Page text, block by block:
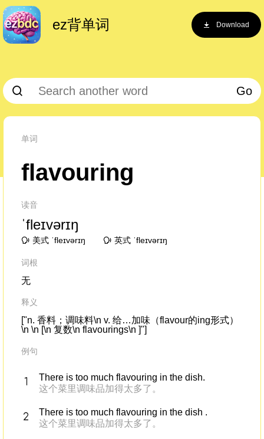
ez背单词 Download
Go
单词
flavouring
读音
ˈfleɪvərɪŋ
美式 ˈfleɪvərɪŋ 英式 ˈfleɪvərɪŋ
词根
无
释义
["n. 香料；调味料\n v. 给…加味（flavour的ing形式）
\n \n [\n 复数\n flavourings\n ]"]
例句
There is too much flavouring in the dish.
这个菜里调味品加得太多了。
There is too much flavouring in the dish .
这个菜里调味品加得太多了。